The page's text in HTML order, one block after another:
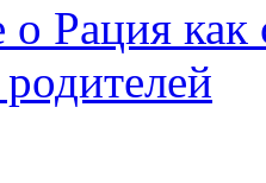
о Рация как